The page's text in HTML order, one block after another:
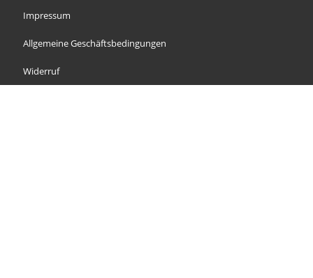
Impressum
Allgemeine Geschäftsbedingungen
Widerruf